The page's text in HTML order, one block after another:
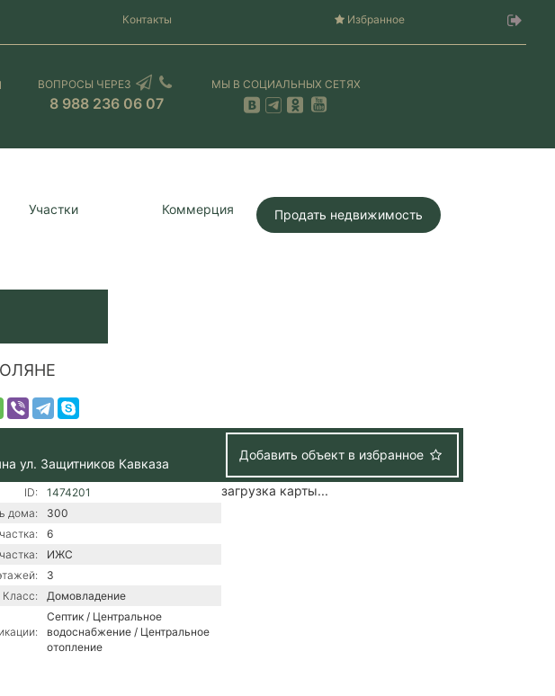
Контакты Избранное
ВОПРОСЫ ЧЕРЕЗ
8 988 236 06 07
МЫ В СОЦИАЛЬНЫХ СЕТЯХ
Участки Коммерция Продать недвижимость
ул. Защитников Кавказа
Добавить объект в избранное
ID:
1474201
дома:
300
6
ИЖС
3
Класс:
Домовладение
Септик / Центральное
водоснабжение / Центральное
отопление
загрузка карты...